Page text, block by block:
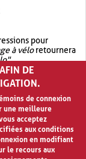
pour
à véloretournera
.
OR.garage OR vélo
à vélo
DE
de connexion
une meilleure
acceptez
aux conditions
en modifiant
le recours aux